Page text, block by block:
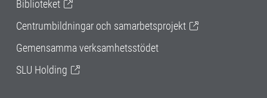
Biblioteket
Centrumbildningar och samarbetsprojekt
Gemensamma verksamhetsstödet
SLU Holding